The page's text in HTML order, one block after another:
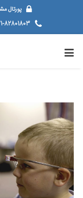
پورتال
82801803